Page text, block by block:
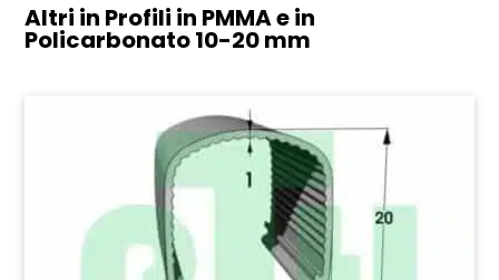
Altri in Profili in PMMA e in
Policarbonato10-20 mm